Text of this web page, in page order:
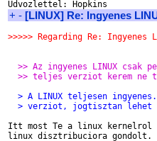
+ - [LINUX] Re: Ingyenes
>>>>> Regarding Re: Ingyenes
>> Az ingyenes LINUX csak
>> teljes verziot kerem ne
> A LINUX teljesen
> verziot, jogtisztan lehet
Itt most Te a linux kernelrol
linux disztribuciora gondolt.